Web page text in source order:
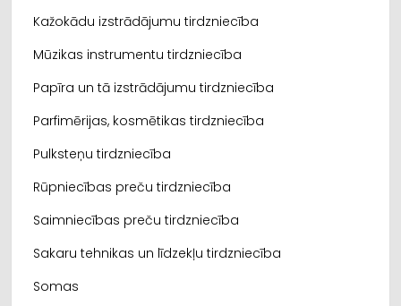
Kažokādu izstrādājumu tirdzniecība
Mūzikas instrumentu tirdzniecība
Papīra un tā izstrādājumu tirdzniecība
Parfimērijas, kosmētikas tirdzniecība
Pulksteņu tirdzniecība
Rūpniecības preču tirdzniecība
Saimniecības preču tirdzniecība
Sakaru tehnikas un līdzekļu tirdzniecība
Somas